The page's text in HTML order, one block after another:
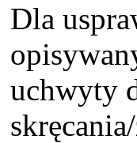
Dla
uchwyty